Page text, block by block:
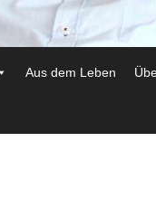
Aus dem Leben